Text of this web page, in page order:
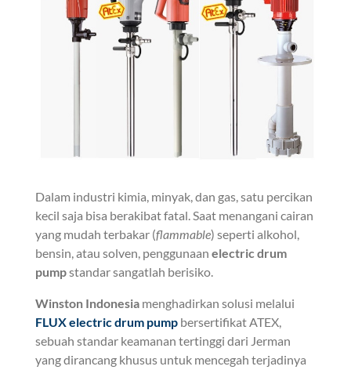
Dalam industri kimia, minyak, dan gas, satu percikan
kecil saja bisa berakibat fatal. Saat menangani cairan
yang mudah terbakar (flammable) seperti alkohol,
bensin, atau solven, penggunaan electric drum
pumpstandar sangatlah berisiko.
Winston Indonesiamenghadirkan solusi melalui
FLUX electric drum pumpbersertifikat ATEX,
sebuah standar keamanan tertinggi dari Jerman
yang dirancang khusus untuk mencegah terjadinya